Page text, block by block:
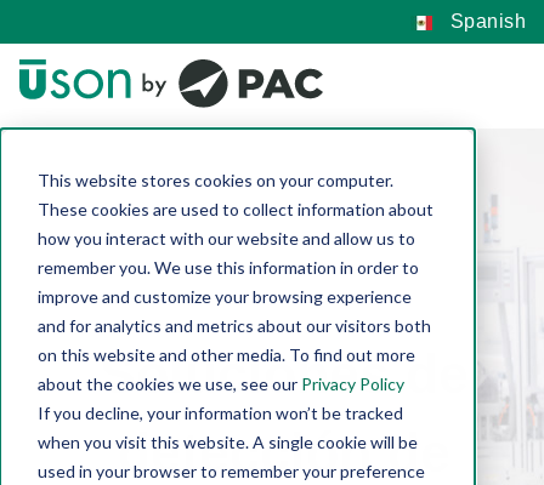
This website stores cookies on your computer.
These cookies are used to collect information about
how you interact with our website and allow us to
remember you. We use this information in order to
improve and customize your browsing experience
and for analytics and metrics about our visitors both
on this website and other media. To find out more
about the cookies we use, see our Privacy Policy
If you decline, your information won’t be tracked
when you visit this website. A single cookie will be
used in your browser to remember your preference
Spanish
Soluciones de
detección de